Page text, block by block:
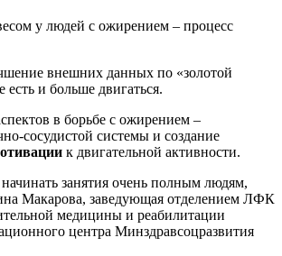
у людей с ожирением – процесс
внешних данных по «золотой
и больше двигаться.
в борьбе с ожирением –
сосудистой системы и создание
к двигательной активности.
занятия очень полным людям,
Макарова, заведующая отделением ЛФК
медицины и реабилитации
центра Минздравсоцразвития